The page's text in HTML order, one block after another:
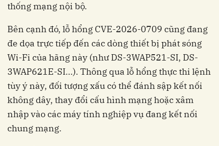
thống mạng nội bộ.
Bên cạnh đó, lỗ hổng CVE-2026-0709 cũng đang
đe dọa trực tiếp đến các dòng thiết bị phát sóng
Wi-Fi của hãng này (như DS-3WAP521-SI, DS-
3WAP621E-SI...). Thông qua lỗ hổng thực thi lệnh
tùy ý này, đối tượng xấu có thể đánh sập kết nối
không dây, thay đổi cấu hình mạng hoặc xâm
nhập vào các máy tính nghiệp vụ đang kết nối
chung mạng.